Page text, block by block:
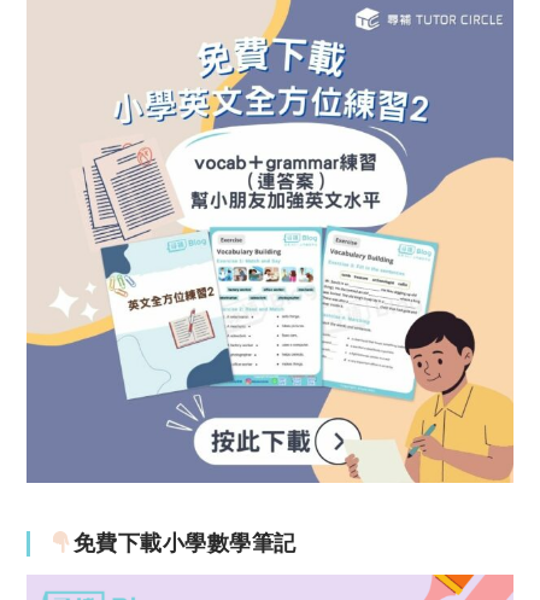
免費下載小學數學筆記